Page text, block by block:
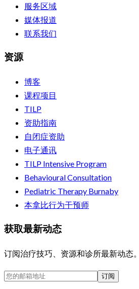
服务区域
媒体报道
联系我们
资源
博客
课程项目
TILP
资助指南
自闭症资助
电子通讯
TILP Intensive Program
Behavioural Consultation
Pediatric Therapy Burnaby
本拿比行为干预师
获取最新动态
订阅治疗技巧、资源和诊所最新动态。
订阅